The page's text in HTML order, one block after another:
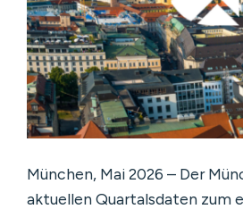
München, Mai 2026 – Der
aktuellen Quartalsdaten zum